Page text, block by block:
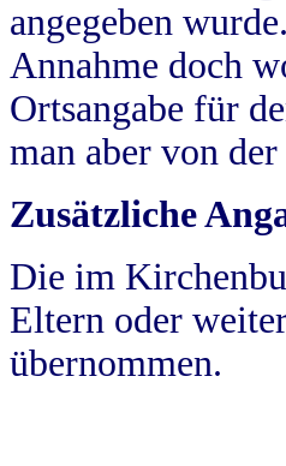
angegeben
Annahme doch
Ortsangabe für
man aber von
Zusätzliche
Die im
Eltern oder
übernommen.